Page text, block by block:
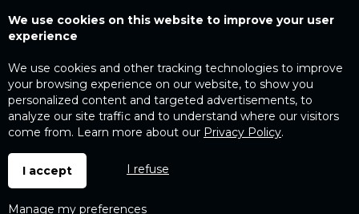
We use cookies on this website to improve your user
experience
We use cookies and other tracking technologies to improve
your browsing experience on our website, to show you
personalized content and targeted advertisements, to
analyze our site traffic and to understand where our visitors
come from. Learn more about our Privacy Policy.
I accept I refuse
Manage my preferences